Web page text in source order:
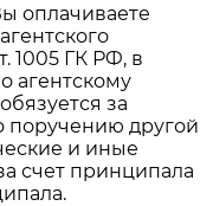
оплачиваете
1005 ГК РФ, в
агентскому
за
поручению другой
и иные
счет принципала